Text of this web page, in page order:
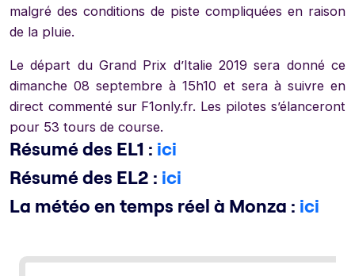
malgré des conditions de piste compliquées en raison
de la pluie.
Le départ du Grand Prix d’Italie 2019 sera donné ce
dimanche 08 septembre à 15h10 et sera à suivre en
direct commenté sur F1only.fr. Les pilotes s’élanceront
pour 53 tours de course.
Résumé des EL1 : ici
Résumé des EL2 : ici
La météo en temps réel à Monza : ici